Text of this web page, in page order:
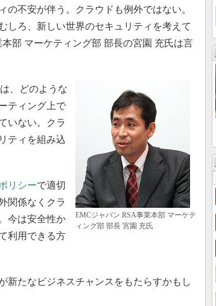
不安が伴う。クラウドも例外ではない。
しろ、新しい世界のセキュリティを考えて
部 マーケティング部 部長の宮園 充氏は言
EMCジャパン RSA事業本部 マーケテ
ィング部 部長 宮園 充氏
、どのような
ティング上で
いない。クラ
ティを組み込
リシーで適切
関係なくクラ
今は安全性か
利用できる方
たなビジネスチャンスをもたらすかもし